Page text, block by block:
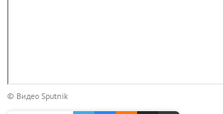
© Видео Sputnik